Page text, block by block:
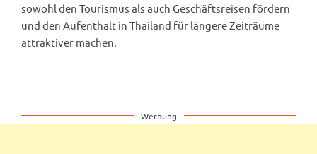
sowohl den Tourismus als auch Geschäftsreisen fördern
und den Aufenthalt in Thailand für längere Zeiträume
attraktiver machen.
Werbung